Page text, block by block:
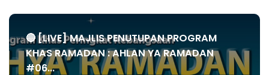
🔴 [LIVE] MAJLIS PENUTUPAN PROGRAM
KHAS RAMADAN : AHLAN YA RAMADAN
#06...